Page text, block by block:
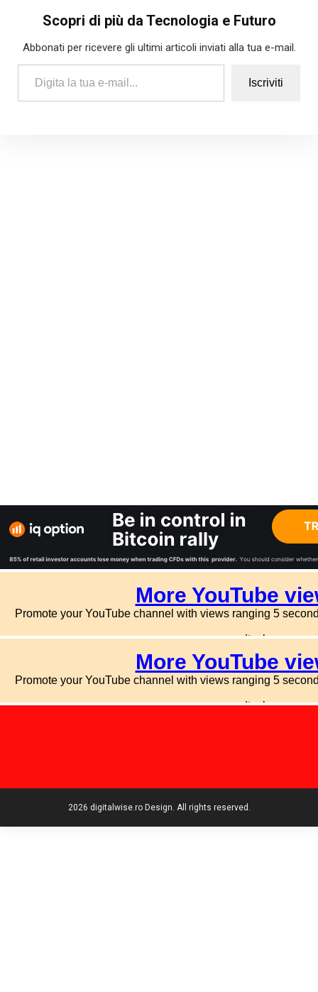
Scopri di più da Tecnologia e Futuro
Abbonati per ricevere gli ultimi articoli inviati alla tua e-mail.
Digita la tua e-mail...
Iscriviti
2026 digitalwise.ro Design. All rights reserved.